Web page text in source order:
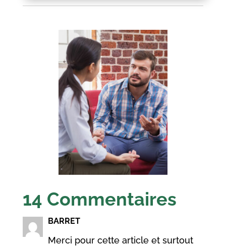
14 Commentaires
BARRET
Merci pour cette article et surtout